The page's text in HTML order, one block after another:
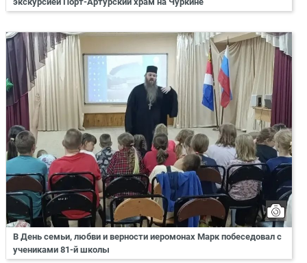
В День семьи, любви и верности иеромонах Марк побеседовал с
учениками 81-й школы